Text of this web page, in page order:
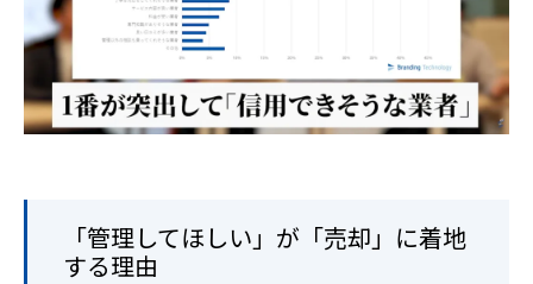
「管理してほしい」が「売却」に着地
する理由